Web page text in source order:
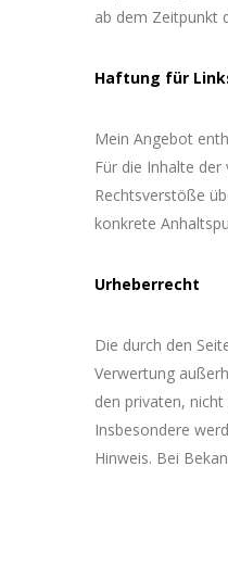
ab dem Zeitpunkt
Haftung für
Mein Angebot
Für die Inhalte
Rechtsverstöße
konkrete
Urheberrecht
Die durch den
Verwertung
den privaten,
Insbesondere
Hinweis. Bei